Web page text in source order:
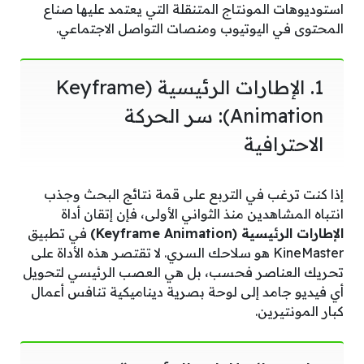
استوديوهات المونتاج المتنقلة التي يعتمد عليها صناع
المحتوى في اليوتيوب ومنصات التواصل الاجتماعي.
1. الإطارات الرئيسية (Keyframe
Animation): سر الحركة
الاحترافية
إذا كنت ترغب في التربع على قمة نتائج البحث وجذب
انتباه المشاهدين منذ الثواني الأولى، فإن إتقان أداة
الإطارات الرئيسية (Keyframe Animation)
في تطبيق
KineMaster هو سلاحك السري. لا تقتصر هذه الأداة على
تحريك العناصر فحسب، بل هي العصب الرئيسي لتحويل
أي فيديو جامد إلى لوحة بصرية ديناميكية تنافس أعمال
كبار المونتيرين.